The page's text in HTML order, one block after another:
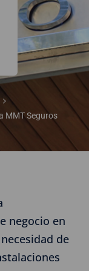
MMT Seguros
negocio en
de